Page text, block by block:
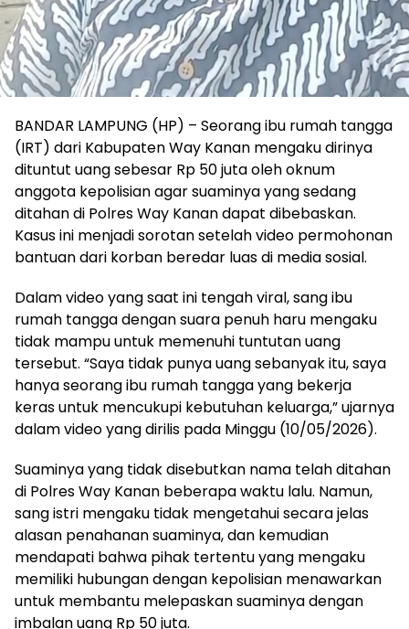
BANDAR LAMPUNG (HP) – Seorang ibu rumah tangga
(IRT) dari Kabupaten Way Kanan mengaku dirinya
dituntut uang sebesar Rp 50 juta oleh oknum
anggota kepolisian agar suaminya yang sedang
ditahan di Polres Way Kanan dapat dibebaskan.
Kasus ini menjadi sorotan setelah video permohonan
bantuan dari korban beredar luas di media sosial.
Dalam video yang saat ini tengah viral, sang ibu
rumah tangga dengan suara penuh haru mengaku
tidak mampu untuk memenuhi tuntutan uang
tersebut. “Saya tidak punya uang sebanyak itu, saya
hanya seorang ibu rumah tangga yang bekerja
keras untuk mencukupi kebutuhan keluarga,” ujarnya
dalam video yang dirilis pada Minggu (10/05/2026).
Suaminya yang tidak disebutkan nama telah ditahan
di Polres Way Kanan beberapa waktu lalu. Namun,
sang istri mengaku tidak mengetahui secara jelas
alasan penahanan suaminya, dan kemudian
mendapati bahwa pihak tertentu yang mengaku
memiliki hubungan dengan kepolisian menawarkan
untuk membantu melepaskan suaminya dengan
imbalan uang Rp 50 juta.